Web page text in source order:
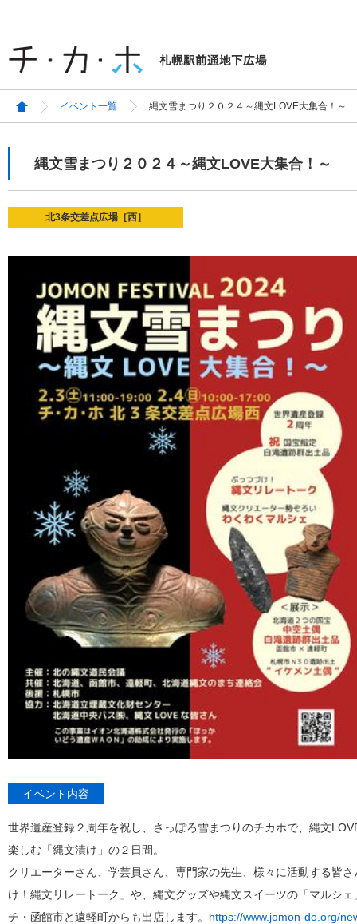
イベント一覧 縄文雪まつり２０２４～縄文LOVE大集合！～
縄文雪まつり２０２４～縄文LOVE大集合！～
北3条交差点広場［西］
イベント内容
世界遺産登録２周年を祝し、さっぽろ雪まつりのチカホで、縄文
楽しむ「縄文漬け」の２日間。
クリエーターさん、学芸員さん、専門家の先生、様々に活動する皆
け！縄文リレートーク」や、縄文グッズや縄文スイーツの「マルシ
チ・函館市と遠軽町からも出店します。 https://www.jomon-do.org/